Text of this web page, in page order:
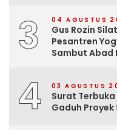
3 04 AGUSTUS
Gus Rozin
Pesantren
Sambut Abad
4 03 AGUSTUS
Surat
Gaduh